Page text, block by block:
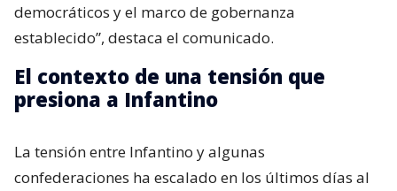
democráticos y el marco de gobernanza
establecido”, destaca el comunicado.
El contexto de una tensión que
presiona a Infantino
La tensión entre Infantino y algunas
confederaciones ha escalado en los últimos días al